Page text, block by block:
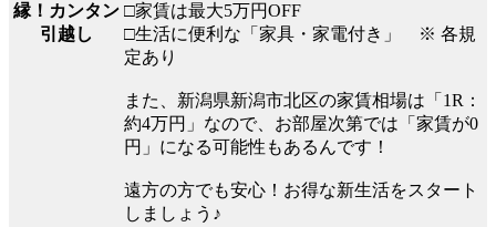
縁！カンタン
引越し
□家賃は最大5万円OFF
□生活に便利な「家具・家電付き」 ※ 各規
定あり
また、新潟県新潟市北区の家賃相場は「1R：
約4万円」なので、お部屋次第では「家賃が0
円」になる可能性もあるんです！
遠方の方でも安心！お得な新生活をスタート
しましょう♪